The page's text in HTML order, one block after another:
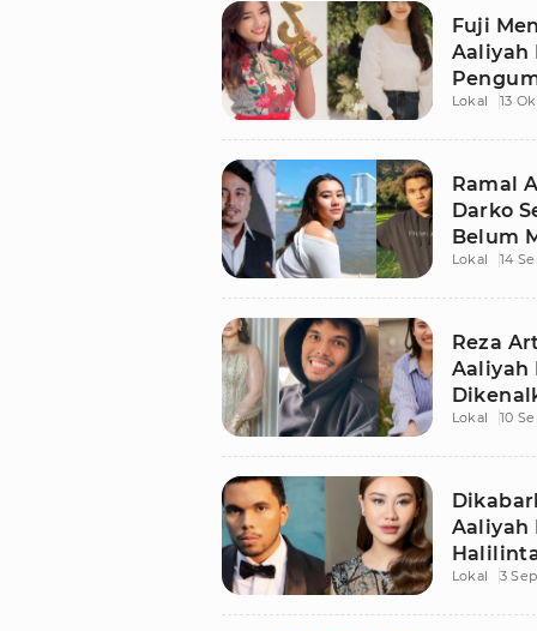
Fuji
Aaliyah
Muka
Lokal 13
Ramal
Darko
Belum
Lokal 14
Reza
Aaliyah
Lokal 10
Aaliyah
Lokal 3